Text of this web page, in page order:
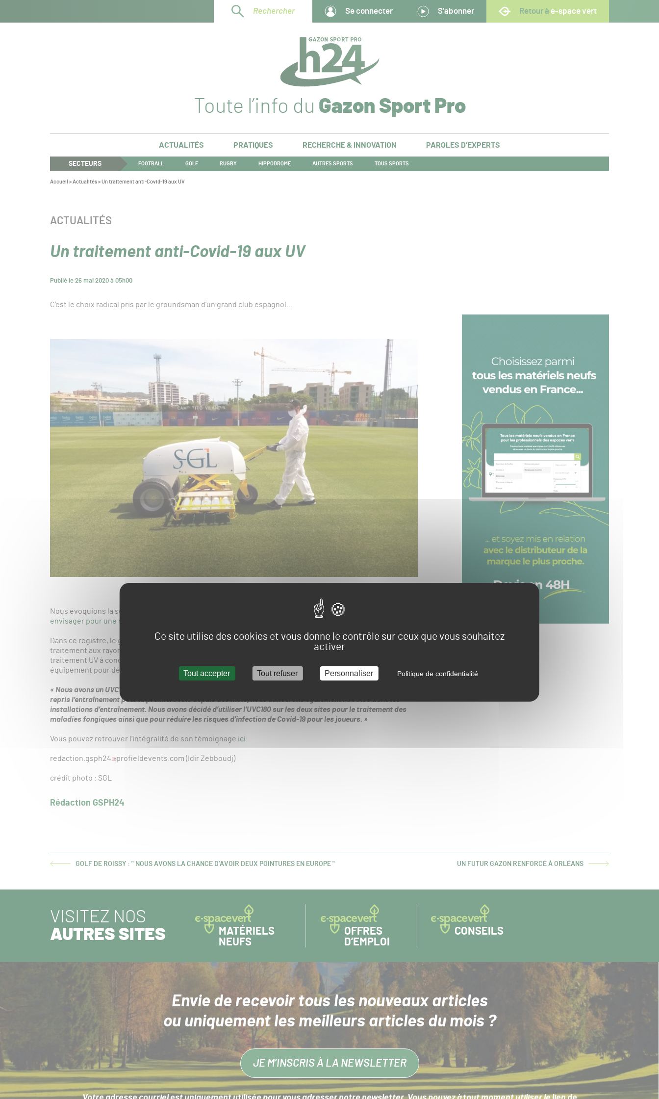
Ce site utilise des cookies et vous donne le contrôle sur ceux que vous souhaitez
activer
Tout accepter Tout refuser Personnaliser Politique de confidentialité
Rechercher Se connecter S’abonner Retour à e-space vert
Toute l’info du Gazon Sport Pro
ACTUALITÉS PRATIQUES RECHERCHE & INNOVATION PAROLES D’EXPERTS
SECTEURS FOOTBALL GOLF RUGBY HIPPODROME AUTRES SPORTS TOUS SPORTS
Vous
Accueil >Actualités>Un traitement anti-Covid-19 aux UV
Un traitement anti-Covid-19 aux UV
Publié le 26 mai 2020 à 05h00
CATÉGORIE :
ACTUALITÉS
C’est le choix radical pris par le groundsman d’un grand club espagnol…
Nous évoquions la semaine dernière la situation du football espagnol et les
précautions sanitaires à
envisager pour une reprise de la Liga
Dans ce registre, le groundsmandu FC Barcelone, Octavi Creus, a opté pour une solution radicale : le
traitement aux rayons UV. Invité à livrer son témoignage quant à son utilisation de l’UV-C 180
traitement UV à conducteur marchant, sur le site de son fabricant, SGL, Octavi Creus indique qu’il utilise cet
équipement pour désinfecter ses gazons d’une éventuelle présence du Covid-19 :
« Nous avons un UVC180 qui devait être utilisé uniquement dans le stade. Mais maintenant que les joueurs ont
repris l’entraînement pour la première fois depuis des mois, nous utiliserons également l’UVC180 dans les
installations d’entraînement. Nous avons décidé d’utiliser l’UVC180 sur les deux sites pour le traitement des
maladies fongiques ainsi que pour réduire les risques d’infection de Covid-19 pour les joueurs. »
Vous pouvez retrouver l’intégralité de son témoignage ici.
redaction.gsph24 profieldevents.com (Idir Zebboudj)
crédit photo : SGL
Rédaction GSPH24
ARTICLEGOLF DE ROISSY : " NOUS AVONS LA CHANCE D’AVOIR DEUX POINTURES EN EUROPE "
ARTICLE
UN FUTUR GAZON RENFORCÉ À ORLÉANS
VISITEZ NOS
AUTRES SITES
MATÉRIELS
NEUFS
OFFRES
D’EMPLOI
CONSEILS
Envie de recevoir tous les nouveaux articles
ou uniquement les meilleurs articles du mois ?
JE M’INSCRIS À LA NEWSLETTER